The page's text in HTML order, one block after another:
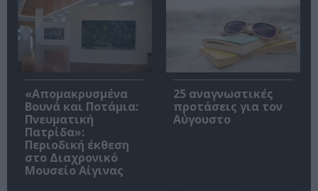
«Απομακρυσμένα
Βουνά και Ποτάμια:
Πνευματική
Πατρίδα»:
Περιοδική έκθεση
στο Διαχρονικό
Μουσείο Αίγινας
25 αναγνωστικές
προτάσεις για τον
Αύγουστο